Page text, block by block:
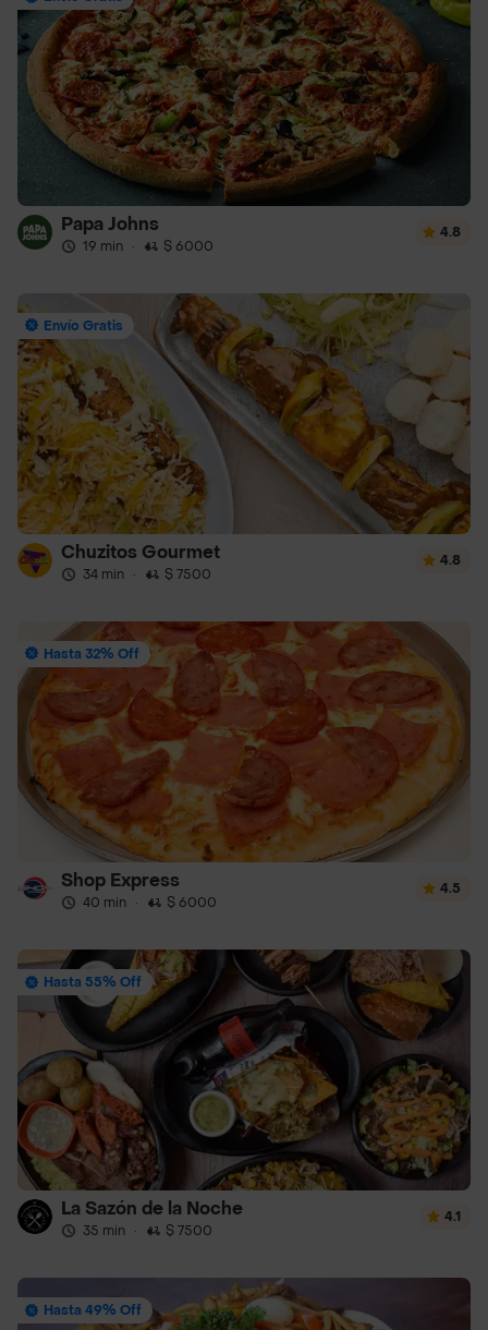
Papa Johns
19 min · $ 6000
4.8
Envío Gratis
Chuzitos Gourmet
34 min · $ 7500
4.8
Hasta 32% Off
Shop Express
40 min · $ 6000
4.5
Hasta 55% Off
La Sazón de la Noche
35 min · $ 7500
4.1
Hasta 49% Off